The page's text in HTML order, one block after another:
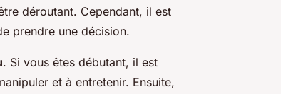
déroutant. Cependant, il est
prendre une décision.
. Si vous êtes débutant, il est
et à entretenir. Ensuite,